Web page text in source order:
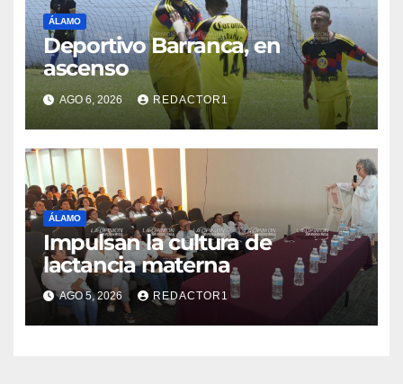
ÁLAMO
Deportivo Barranca, en
ascenso
AGO 6, 2026 REDACTOR1
ÁLAMO
Impulsan la cultura de
lactancia materna
AGO 5, 2026 REDACTOR1